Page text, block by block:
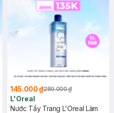
145.000 ₫289.000 ₫
L'Oreal
Nước Tẩy Trang L'Oreal Làm